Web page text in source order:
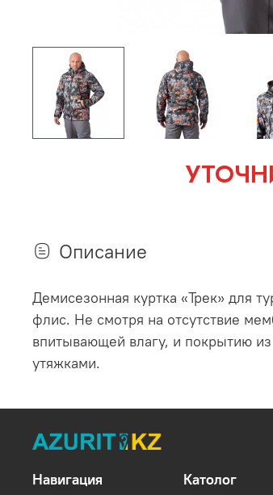
Описание
Демисезонная куртка «Трек» для
флис. Не смотря на отсутствие
впитывающей влагу, и покрытию из
утяжками.
Навигация Католог